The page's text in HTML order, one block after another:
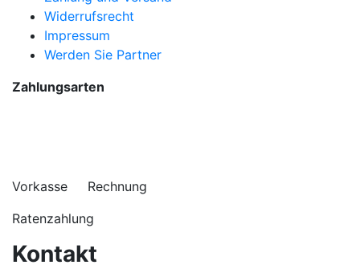
Widerrufsrecht
Impressum
Werden Sie Partner
Zahlungsarten
Vorkasse Rechnung
Ratenzahlung
Kontakt